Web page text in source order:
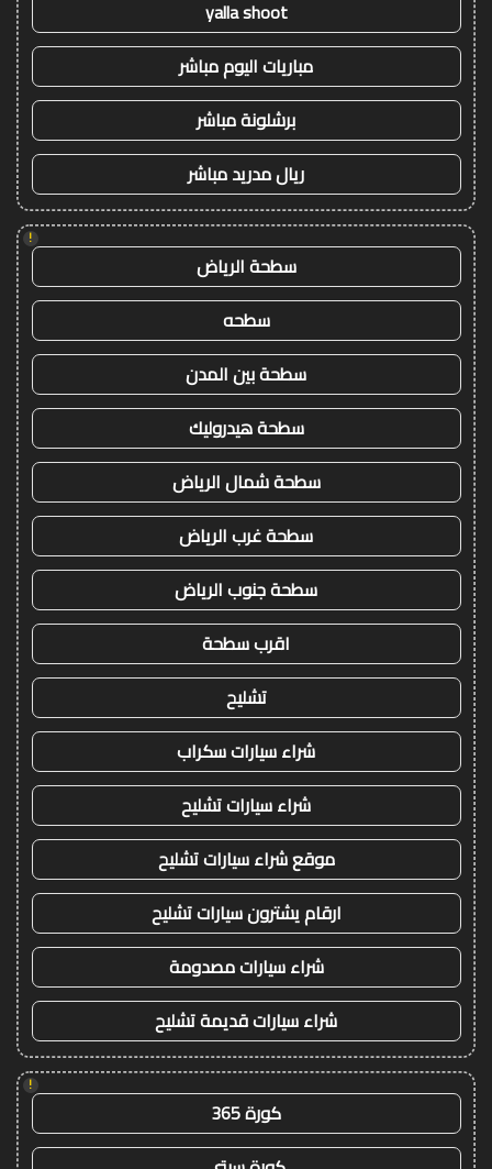
yalla shoot
مباريات اليوم مباشر
برشلونة مباشر
ريال مدريد مباشر
!
سطحة الرياض
سطحه
سطحة بين المدن
سطحة هيدروليك
سطحة شمال الرياض
سطحة غرب الرياض
سطحة جنوب الرياض
اقرب سطحة
تشليح
شراء سيارات سكراب
شراء سيارات تشليح
موقع شراء سيارات تشليح
ارقام يشترون سيارات تشليح
شراء سيارات مصدومة
شراء سيارات قديمة تشليح
!
كورة 365